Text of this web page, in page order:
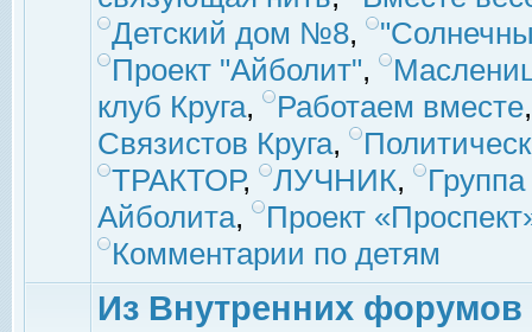
Детский дом №8,
Проект "Айболит",
клуб Круга, Работаем вместе
Связистов Круга,
ТРАКТОР, ЛУЧНИК,
Айболита,
Проект
Комментарии по детям
Из Внутренних форумов